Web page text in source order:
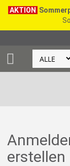
AKTION
erstellen